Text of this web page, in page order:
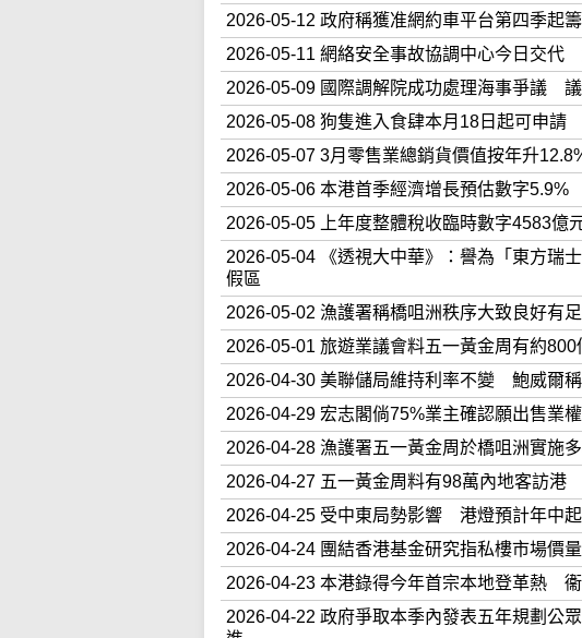
2026-05-12 政府稱獲准網約車平台第四季起
2026-05-11 網絡安全事故協調中心今日交
2026-05-09 國際調解院成功處理海事爭議
2026-05-08 狗隻進入食肆本月18日起可申
2026-05-07 3月零售業總銷貨價值按年升
2026-05-06 本港首季經濟增長預估數字
2026-05-05 上年度整體稅收臨時數字4583
2026-05-04 《透視大中華》：譽為「東方
假區
2026-05-02 漁護署稱橋咀洲秩序大致良好有
2026-05-01 旅遊業議會料五一黃金周有約800
2026-04-30 美聯儲局維持利率不變 鮑威爾
2026-04-29 宏志閣倘75%業主確認願出售業
2026-04-28 漁護署五一黃金周於橋咀洲實施
2026-04-27 五一黃金周料有98萬內地客訪
2026-04-25 受中東局勢影響 港燈預計年中
2026-04-24 團結香港基金研究指私樓市場價
2026-04-23 本港錄得今年首宗本地登革熱
2026-04-22 政府爭取本季內發表五年規劃公